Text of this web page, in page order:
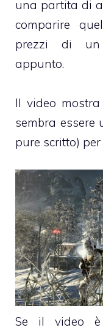
una partita di
comparire
prezzi di un
appunto.
Il video
sembra essere
pure scritto)
Se il video